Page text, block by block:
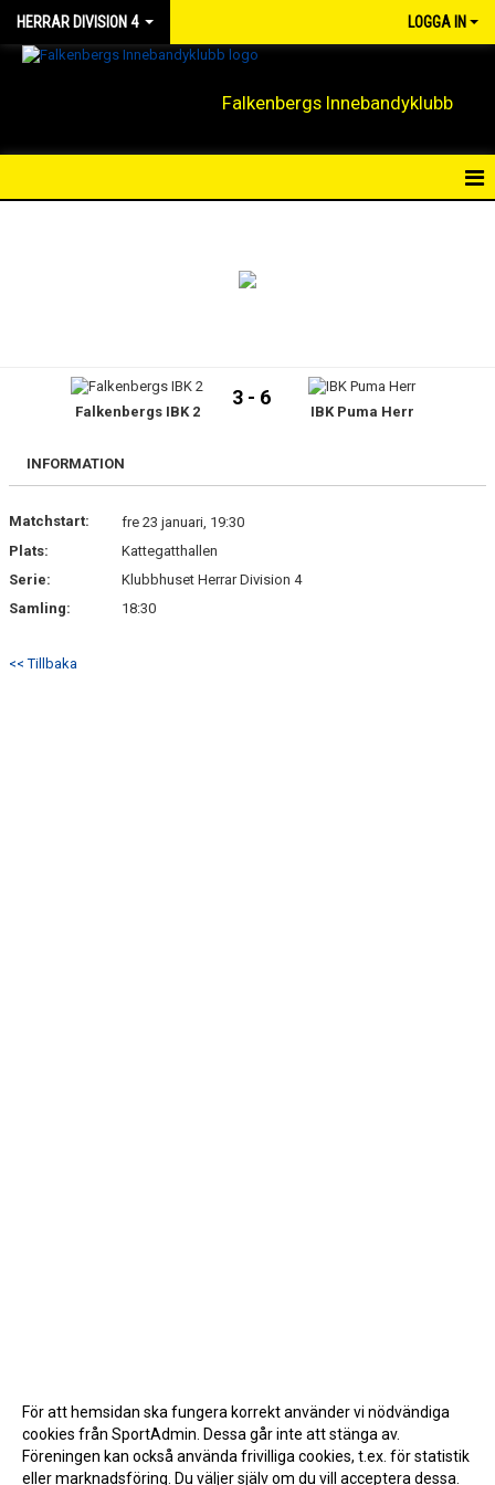
HERRAR DIVISION 4 LOGGA IN
Falkenbergs Innebandyklubb
BILDGALLERI
TABELL HERRAR DIVISION 4
Falkenbergs IBK 2
3 - 6
IBK Puma Herr
INFORMATION
Matchstart:
fre 23 januari, 19:30
Plats:
Kattegatthallen
Serie:
Klubbhuset Herrar Division 4
Samling:
18:30
<< Tillbaka
För att hemsidan ska fungera korrekt använder vi nödvändiga
cookies från SportAdmin. Dessa går inte att stänga av.
Föreningen kan också använda frivilliga cookies, t.ex. för statistik
eller marknadsföring. Du väljer själv om du vill acceptera dessa.